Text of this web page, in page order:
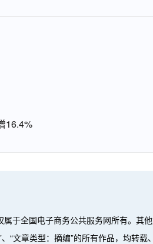
16.4%
于全国电子商务公共服务网所有。其
“文章类型：摘编”的所有作品，均